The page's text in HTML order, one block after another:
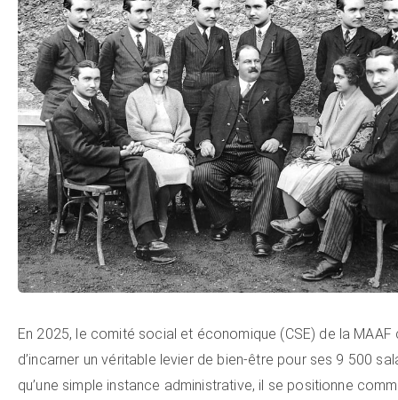
En 2025, le comité social et économique (CSE) de la MAAF
d’incarner un véritable levier de bien-être pour ses 9 500
qu’une simple instance administrative, il se positionne